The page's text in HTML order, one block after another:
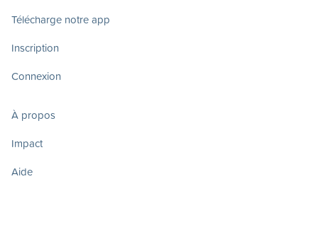
Télécharge notre app
Inscription
Connexion
À propos
Impact
Aide